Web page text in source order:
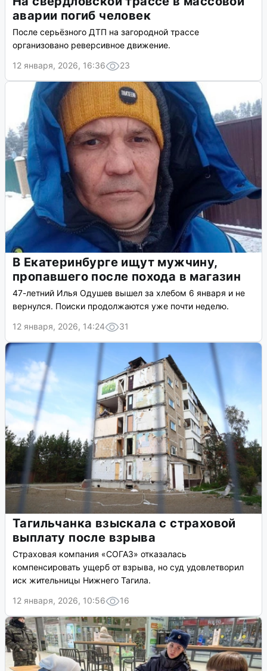
аварии погиб человек
После серьёзного ДТП на загородной трассе
организовано реверсивное движение.
12 января, 2026, 16:36
23
В Екатеринбурге ищут мужчину,
пропавшего после похода в магазин
47-летний Илья Одушев вышел за хлебом 6 января и не
вернулся. Поиски продолжаются уже почти неделю.
12 января, 2026, 14:24
31
Тагильчанка взыскала с страховой
выплату после взрыва
Страховая компания «СОГАЗ» отказалась
компенсировать ущерб от взрыва, но суд удовлетворил
иск жительницы Нижнего Тагила.
12 января, 2026, 10:56
16